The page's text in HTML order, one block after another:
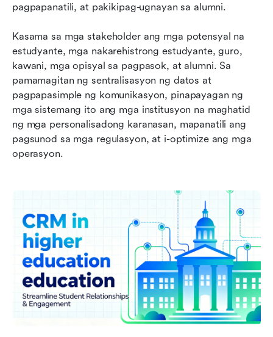
pagpapanatili, at pakikipag-ugnayan sa alumni.
Kasama sa mga stakeholder ang mga potensyal na
estudyante, mga nakarehistrong estudyante, guro,
kawani, mga opisyal sa pagpasok, at alumni. Sa
pamamagitan ng sentralisasyon ng datos at
pagpapasimple ng komunikasyon, pinapayagan ng
mga sistemang ito ang mga institusyon na maghatid
ng mga personalisadong karanasan, mapanatili ang
pagsunod sa mga regulasyon, at i-optimize ang mga
operasyon.